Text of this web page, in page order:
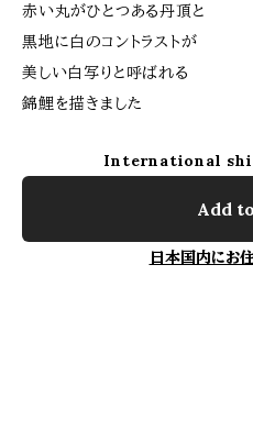
赤い丸がひとつある丹頂と
黒地に白のコントラストが
美しい白写りと呼ばれる
錦鯉を描きました
International
Add
日本国内にお